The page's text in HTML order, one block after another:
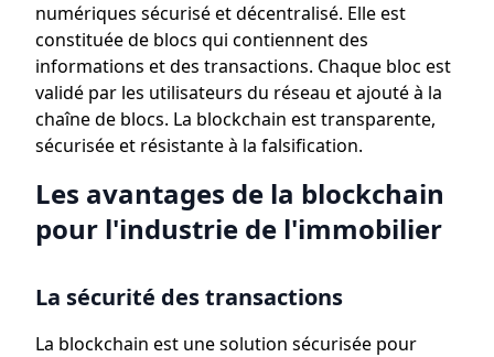
numériques sécurisé et décentralisé. Elle est
constituée de blocs qui contiennent des
informations et des transactions. Chaque bloc est
validé par les utilisateurs du réseau et ajouté à la
chaîne de blocs. La blockchain est transparente,
sécurisée et résistante à la falsification.
Les avantages de la blockchain
pour l'industrie de l'immobilier
La sécurité des transactions
La blockchain est une solution sécurisée pour